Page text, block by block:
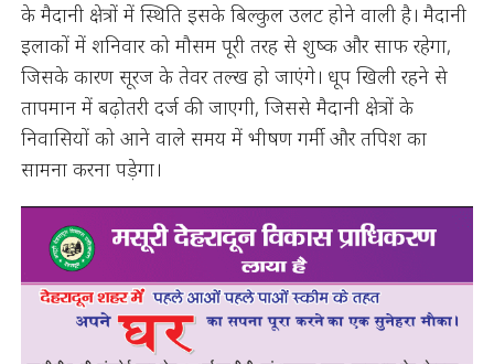
के मैदानी क्षेत्रों में स्थिति इसके बिल्कुल उलट होने वाली है। मैदानी
इलाकों में शनिवार को मौसम पूरी तरह से शुष्क और साफ रहेगा,
जिसके कारण सूरज के तेवर तल्ख हो जाएंगे। धूप खिली रहने से
तापमान में बढ़ोतरी दर्ज की जाएगी, जिससे मैदानी क्षेत्रों के
निवासियों को आने वाले समय में भीषण गर्मी और तपिश का
सामना करना पड़ेगा।